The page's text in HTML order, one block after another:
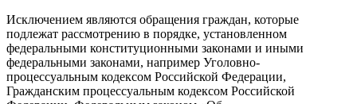
Исключением являются обращения граждан, которые
подлежат рассмотрению в порядке, установленном
федеральными конституционными законами и иными
федеральными законами, например Уголовно-
процессуальным кодексом Российской Федерации,
Гражданским процессуальным кодексом Российской